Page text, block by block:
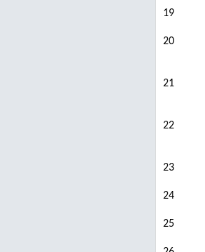
19
20
21
22
23
24
25